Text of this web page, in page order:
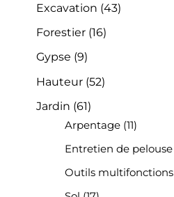
Excavation (43)
Forestier (16)
Gypse (9)
Hauteur (52)
Jardin (61)
Arpentage (11)
Entretien de pelouse
Outils multifonctions